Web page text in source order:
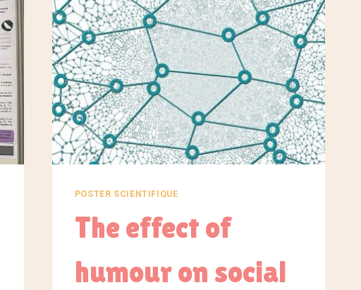
POSTER SCIENTIFIQUE
The effect of
humour on social